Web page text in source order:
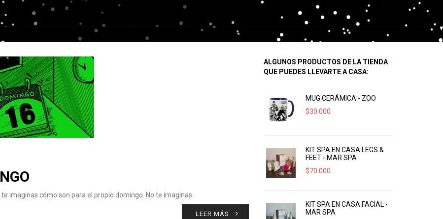
imaginas cómo son para el propio domingo. No te imaginas.
LEER MÁS
ALGUNOS PRODUCTOS DE LA TIENDA
QUE PUEDES LLEVARTE A CASA:
MUG CERÁMICA - ZOO
$30.000
KIT SPA EN CASA LEGS &
FEET - MAR SPA
$70.000
KIT SPA EN CASA FACIAL -
MAR SPA